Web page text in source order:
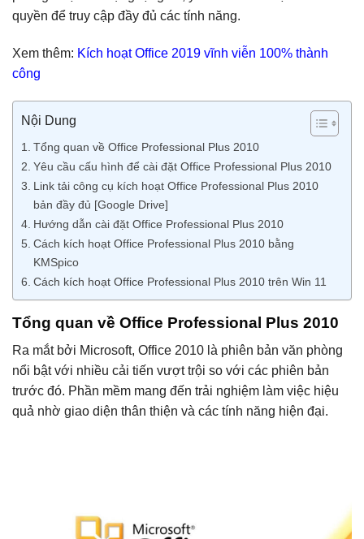
quyền để truy cập đầy đủ các tính năng.
Xem thêm: Kích hoạt Office 2019 vĩnh viễn 100% thành
công
Nội Dung
Tổng quan về Office Professional Plus 2010
Yêu cầu cấu hình để cài đặt Office Professional Plus 2010
Link tải công cụ kích hoạt Office Professional Plus 2010
bản đầy đủ [Google Drive]
Hướng dẫn cài đặt Office Professional Plus 2010
Cách kích hoạt Office Professional Plus 2010 bằng
KMSpico
Cách kích hoạt Office Professional Plus 2010 trên Win 11
Tổng quan về Office Professional Plus 2010
Ra mắt bởi Microsoft, Office 2010 là phiên bản văn phòng
nổi bật với nhiều cải tiến vượt trội so với các phiên bản
trước đó. Phần mềm mang đến trải nghiệm làm việc hiệu
quả nhờ giao diện thân thiện và các tính năng hiện đại.